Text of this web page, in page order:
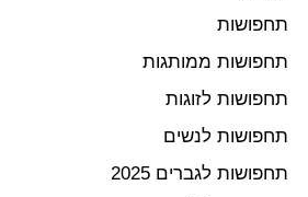
תחפושות
תחפושות ממותגות
תחפושות לזוגות
תחפושות לנשים
תחפושות לגברים 2025